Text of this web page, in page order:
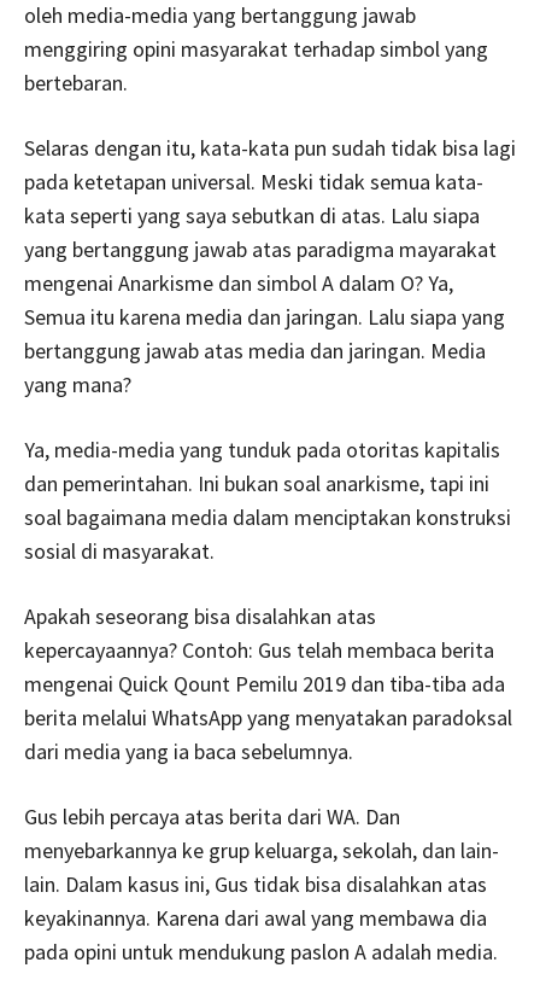
oleh media-media yang bertanggung jawab
menggiring opini masyarakat terhadap simbol yang
bertebaran.
Selaras dengan itu, kata-kata pun sudah tidak bisa lagi
pada ketetapan universal. Meski tidak semua kata-
kata seperti yang saya sebutkan di atas. Lalu siapa
yang bertanggung jawab atas paradigma mayarakat
mengenai Anarkisme dan simbol A dalam O? Ya,
Semua itu karena media dan jaringan. Lalu siapa yang
bertanggung jawab atas media dan jaringan. Media
yang mana?
Ya, media-media yang tunduk pada otoritas kapitalis
dan pemerintahan. Ini bukan soal anarkisme, tapi ini
soal bagaimana media dalam menciptakan konstruksi
sosial di masyarakat.
Apakah seseorang bisa disalahkan atas
kepercayaannya? Contoh: Gus telah membaca berita
mengenai Quick Qount Pemilu 2019 dan tiba-tiba ada
berita melalui WhatsApp yang menyatakan paradoksal
dari media yang ia baca sebelumnya.
Gus lebih percaya atas berita dari WA. Dan
menyebarkannya ke grup keluarga, sekolah, dan lain-
lain. Dalam kasus ini, Gus tidak bisa disalahkan atas
keyakinannya. Karena dari awal yang membawa dia
pada opini untuk mendukung paslon A adalah media.